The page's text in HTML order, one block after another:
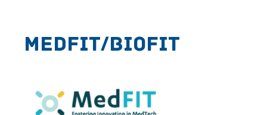
MEDFIT/BIOFIT